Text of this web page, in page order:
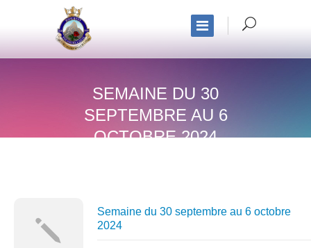
SEMAINE DU 30
SEPTEMBRE AU 6
OCTOBRE 2024
Semaine du 30 septembre au 6 octobre
2024